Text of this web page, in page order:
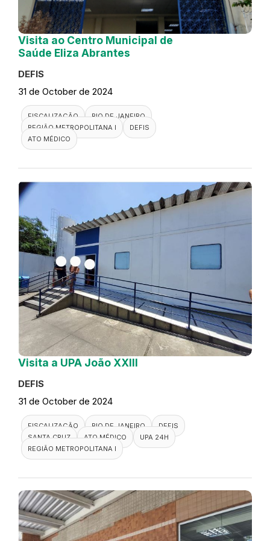
Visita ao Centro Municipal de
Saúde Eliza Abrantes
DEFIS
31 de October de 2024
FISCALIZAÇÃO
RIO DE JANEIRO
REGIÃO METROPOLITANA I
DEFIS
ATO MÉDICO
Visita a UPA João XXIII
DEFIS
31 de October de 2024
FISCALIZAÇÃO RIO DE JANEIRO
DEFIS
SANTA CRUZ
ATO MÉDICO
UPA 24H
REGIÃO METROPOLITANA I